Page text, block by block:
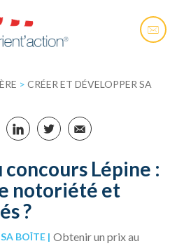
> CRÉER ET DÉVELOPPER SA
Lépine :
notoriété et
?
SA BOÎTE
Obtenir un prix au